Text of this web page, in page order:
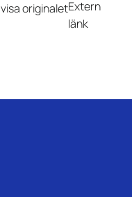
visa originalet